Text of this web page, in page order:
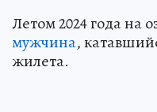
Летом 2024 года на
мужчина,
жилета.